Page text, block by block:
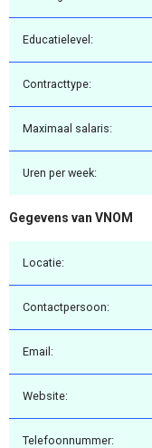
Educatielevel:
Contracttype:
Maximaal salaris:
Uren per week:
Gegevens van VNOM
Locatie:
Contactpersoon:
Email:
Website:
Telefoonnummer: